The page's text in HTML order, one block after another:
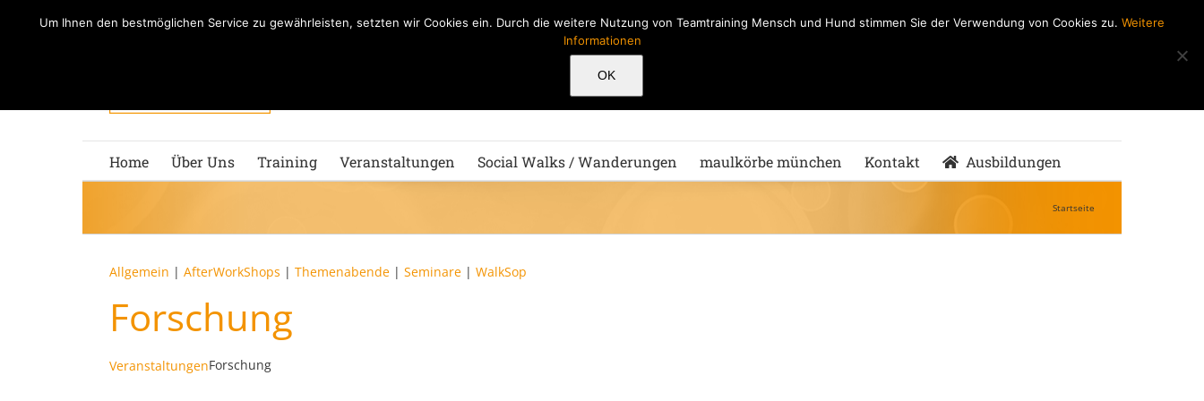
Home Über Uns Training Veranstaltungen Social Walks / Wanderungen maulkörbe münchen Kontakt Ausbildungen
Startseite
Allgemein | AfterWorkShops | Themenabende | Seminare | WalkSop
Forschung
VeranstaltungenForschung
Um Ihnen den bestmöglichen Service zu gewährleisten, setzten wir Cookies ein. Durch die weitere Nutzung von Teamtraining Mensch und Hund stimmen Sie der Verwendung von Cookies zu. Weitere
Informationen
OK